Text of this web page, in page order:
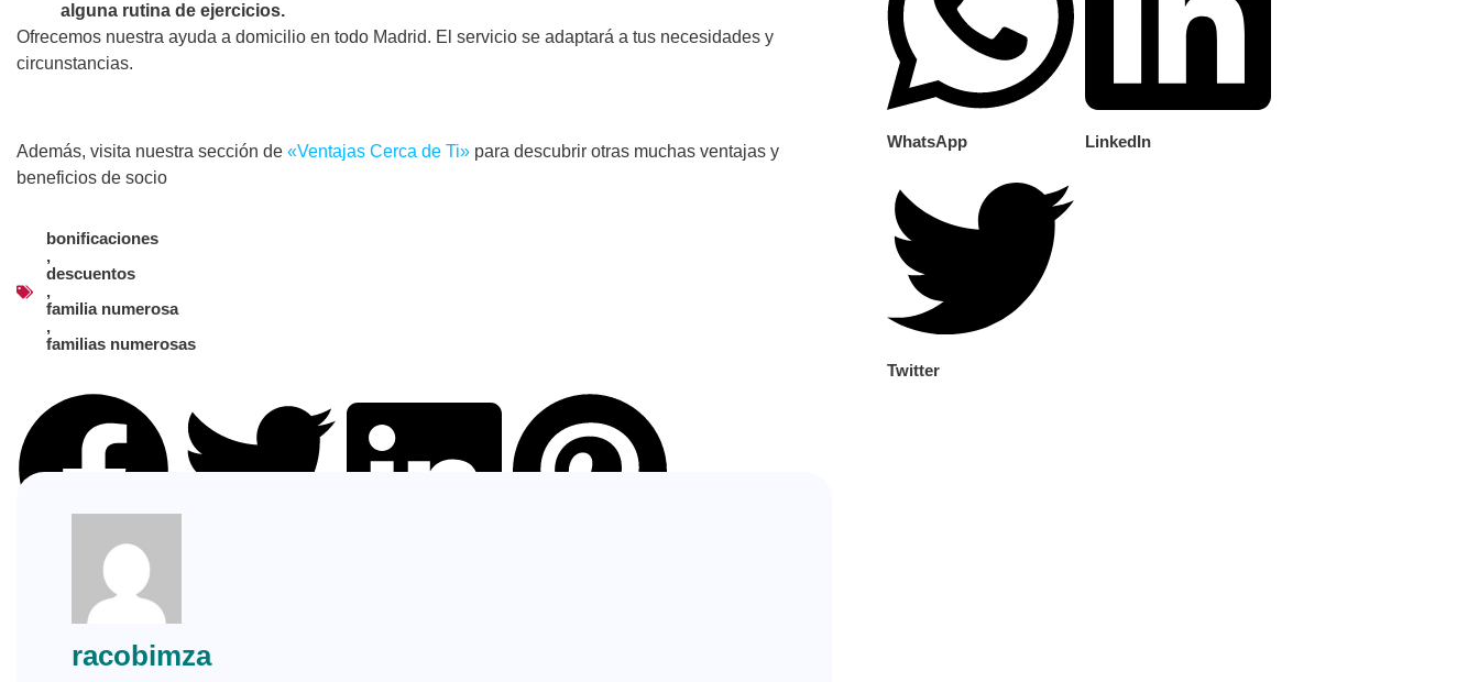
alguna rutina de ejercicios.
Ofrecemos nuestra ayuda a domicilio en todo Madrid. El servicio se adaptará a tus necesidades y
circunstancias.
Además, visita nuestra sección de «Ventajas Cerca de Ti» para descubrir otras muchas ventajas y
beneficios de socio
bonificaciones
,
descuentos
,
familia numerosa
,
familias numerosas
racobimza
WhatsApp LinkedIn
Twitter